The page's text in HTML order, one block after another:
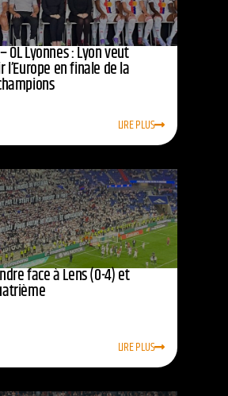
OL Lyonnes : Lyon veut
l’Europe en finale de la
LIRE PLUS
face à Lens (0-4) et
LIRE PLUS